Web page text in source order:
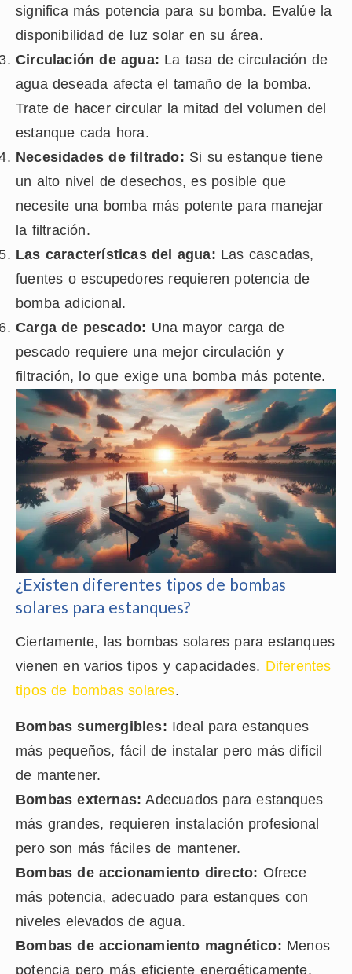
significa más potencia para su bomba. Evalúe la
disponibilidad de luz solar en su área.
Circulación de agua: La tasa de circulación de
agua deseada afecta el tamaño de la bomba.
Trate de hacer circular la mitad del volumen del
estanque cada hora.
Necesidades de filtrado: Si su estanque tiene
un alto nivel de desechos, es posible que
necesite una bomba más potente para manejar
la filtración.
Las características del agua: Las cascadas,
fuentes o escupedores requieren potencia de
bomba adicional.
Carga de pescado: Una mayor carga de
pescado requiere una mejor circulación y
filtración, lo que exige una bomba más potente.
¿Existen diferentes tipos de bombas
solares para estanques?
Ciertamente, las bombas solares para estanques
vienen en varios tipos y capacidades. Diferentes
tipos de bombas solares.
Bombas sumergibles: Ideal para estanques
más pequeños, fácil de instalar pero más difícil
de mantener.
Bombas externas: Adecuados para estanques
más grandes, requieren instalación profesional
pero son más fáciles de mantener.
Bombas de accionamiento directo: Ofrece
más potencia, adecuado para estanques con
niveles elevados de agua.
Bombas de accionamiento magnético: Menos
potencia pero más eficiente energéticamente,